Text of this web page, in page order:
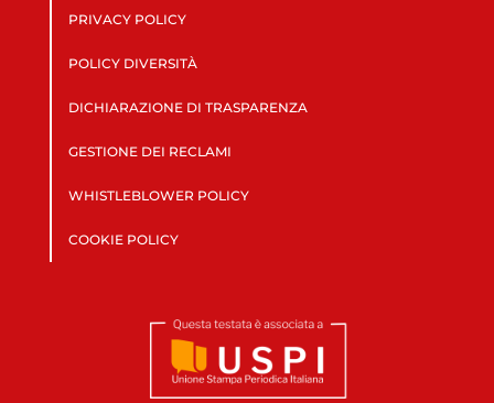
PRIVACY POLICY
POLICY DIVERSITÀ
DICHIARAZIONE DI TRASPARENZA
GESTIONE DEI RECLAMI
WHISTLEBLOWER POLICY
COOKIE POLICY